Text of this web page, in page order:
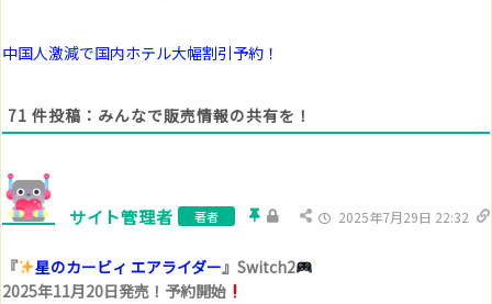
中国人激減で国内ホテル大幅割引予約！
71 件投稿：みんなで販売情報の共有を！
サイト管理者 著者 2025年7月29日 22:32
『 星のカービィ エアライダー』Switch2
2025年11月20日発売！予約開始